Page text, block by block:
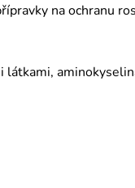
na ochranu